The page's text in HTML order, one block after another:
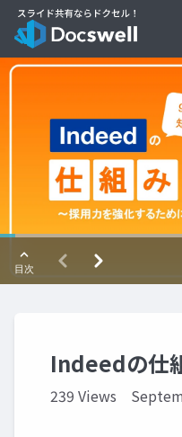
Indeedの仕
239 Views